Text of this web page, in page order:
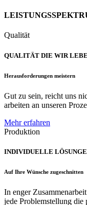
Qualität
QUALITÄT DIE WIR
Herausforderungen meistern
Gut zu sein, reicht uns
arbeiten an unseren
Mehr erfahren
Produktion
INDIVIDUELLE
Auf Ihre Wünsche zugeschnitten
In enger
jede Problemstellung die